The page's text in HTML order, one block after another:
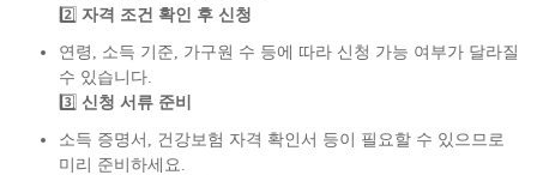
2️⃣ 자격 조건 확인 후 신청
연령, 소득 기준, 가구원 수 등에 따라 신청 가능 여부가 달라질
수 있습니다.
3️⃣ 신청 서류 준비
소득 증명서, 건강보험 자격 확인서 등이 필요할 수 있으므로
미리 준비하세요.